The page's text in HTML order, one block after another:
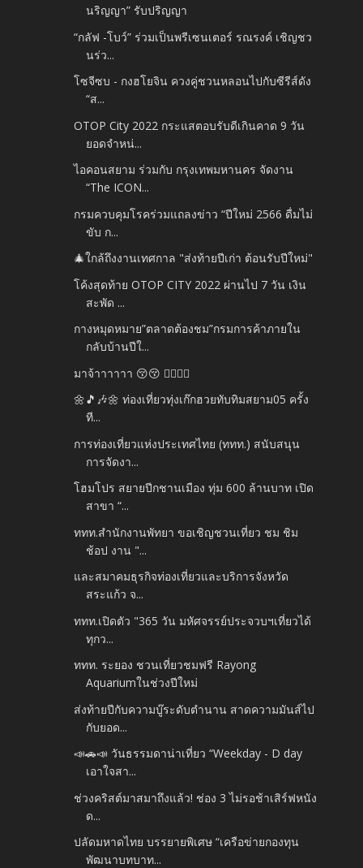
นริญญา” รับปริญญา
“กลัฟ -โบว์” ร่วมเป็นพรีเซนเตอร์ รณรงค์ เชิญชว
นร่ว...
โซจีซบ - กงฮโยจิน ควงคู่ชวนหลอนไปกับซีรีส์ดัง
“ส...
OTOP City 2022 กระแสตอบรับดีเกินคาด 9 วัน
ยอดจำหน่...
ไอคอนสยาม ร่วมกับ กรุงเทพมหานคร จัดงาน
“The ICON...
กรมควบคุมโรคร่วมแถลงข่าว “ปีใหม่ 2566 ดื่มไม่
ขับ ก...
🎄ใกล้ถึงงานเทศกาล "ส่งท้ายปีเก่า ต้อนรับปีใหม่"
โค้งสุดท้าย OTOP CITY 2022 ผ่านไป 7 วัน เงิน
สะพัด ...
กางหมุดหมาย”ตลาดต้องชม”กรมการค้าภายใน
กลับบ้านปีใ...
มาจ้าาาาาา 😚😚 🏃‍♀️🏃‍♂️
🌼🎵🎶🌼 ท่องเที่ยวทุ่งเก๊กฮวยทับทิมสยาม05 ครั้ง
ที...
การท่องเที่ยวแห่งประเทศไทย (ททท.) สนับสนุน
การจัดงา...
โฮมโปร สยายปีกชานเมือง ทุ่ม 600 ล้านบาท เปิด
สาขา “...
ททท.สำนักงานพัทยา ขอเชิญชวนเที่ยว ชม ชิม
ช้อป งาน "...
และสมาคมธุรกิจท่องเที่ยวและบริการจังหวัด
สระแก้ว จ...
ททท.เปิดตัว "365 วัน มหัศจรรย์ประจวบฯเที่ยวได้
ทุกว...
ททท. ระยอง ชวนเที่ยวชมฟรี Rayong
Aquariumในช่วงปีใหม่
ส่งท้ายปีกับความบู๊ระดับตำนาน สาดความมันส์ไป
กับยอด...
📣🚗📣 วันธรรมดาน่าเที่ยว “Weekday - D day
เอาใจสา...
ช่วงคริสต์มาสมาถึงแล้ว! ช่อง 3 ไม่รอช้าเสิร์ฟหนัง
ด...
ปลัดมหาดไทย บรรยายพิเศษ “เครือข่ายกองทุน
พัฒนาบทบาท...